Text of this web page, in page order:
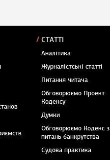
СТАТТІ
Аналітика
Журналістські статті
Питання читача
Обговорюємо Проект
Кодексу
Думки
Обговорюємо Кодекс з
питань банкрутства
Судова практика